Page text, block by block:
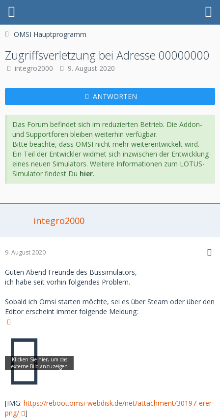
OMSI Hauptprogramm
Zugriffsverletzung bei Adresse 00000000
integro2000 9. August 2020
ANTWORTEN
Das Forum befindet sich im reduzierten Betrieb. Die Addon-
und Supportforen bleiben weiterhin verfügbar.
Bitte beachte, dass OMSI nicht mehr weiterentwickelt wird.
Ein Teil der Entwickler widmet sich inzwischen der Entwicklung
eines neuen Simulators. Weitere Informationen zum LOTUS-
Simulator findest Du hier.
integro2000
9. August 2020
Guten Abend Freunde des Bussimulators,
ich habe seit vorhin folgendes Problem.
Sobald ich Omsi starten möchte, sei es über Steam oder über den
Editor erscheint immer folgende Meldung:
[IMG: https://reboot.omsi-webdisk.de/net/attachment/30197-erer-
png/
]